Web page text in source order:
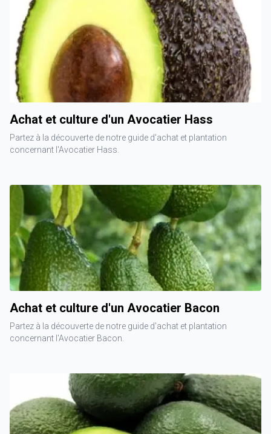
Achat et culture d'un Avocatier Hass
Partez à la découverte de notre guide d'achat et plantation
concernant l'Avocatier Hass.
Achat et culture d'un Avocatier Bacon
Partez à la découverte de notre guide d'achat et plantation
concernant l'Avocatier Bacon.